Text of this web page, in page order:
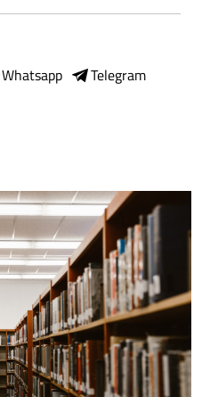
Whatsapp
Telegram